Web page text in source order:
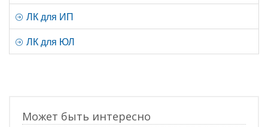
ЛК для ИП
ЛК для ЮЛ
Может быть интересно